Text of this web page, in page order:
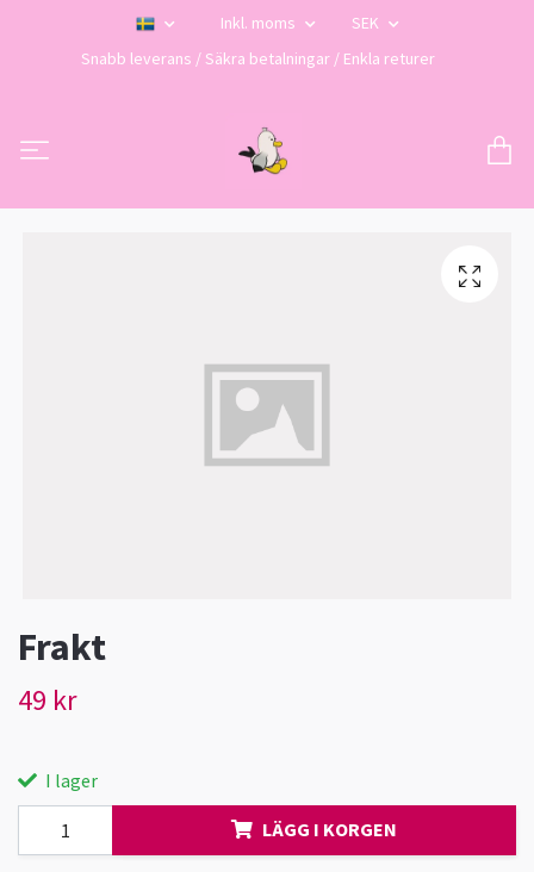
Inkl. moms
SEK
Snabb leverans / Säkra betalningar / Enkla returer
Frakt
49 kr
I lager
LÄGG I KORGEN